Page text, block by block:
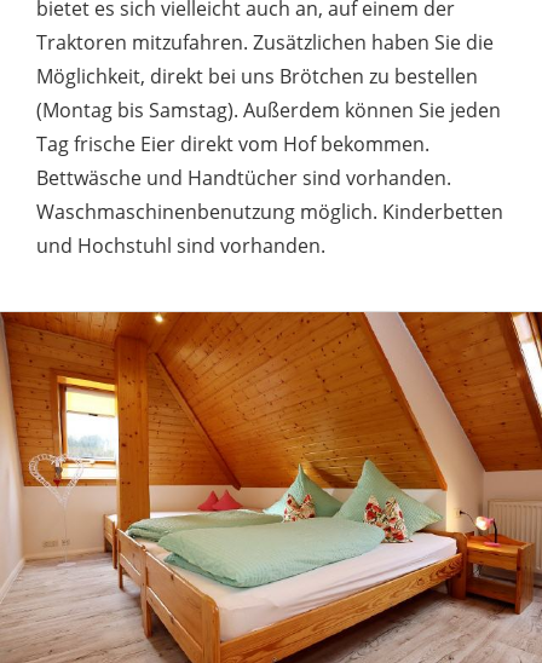
bietet es sich vielleicht auch an, auf einem der
Traktoren mitzufahren. Zusätzlichen haben Sie die
Möglichkeit, direkt bei uns Brötchen zu bestellen
(Montag bis Samstag). Außerdem können Sie jeden
Tag frische Eier direkt vom Hof bekommen.
Bettwäsche und Handtücher sind vorhanden.
Waschmaschinenbenutzung möglich. Kinderbetten
und Hochstuhl sind vorhanden.